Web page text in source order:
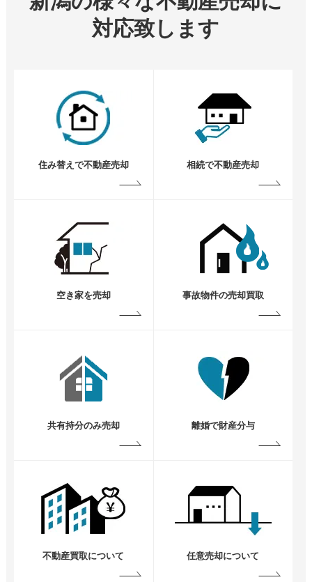
対応致します
住み替えで不動産売却 相続で不動産売却
空き家を売却 事故物件の売却買取
共有持分のみ売却 離婚で財産分与
不動産買取について 任意売却について